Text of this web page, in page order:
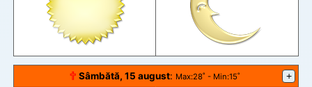
🕆 Sâmbătă, 15 august: Max:28˚ - Min:15˚ +